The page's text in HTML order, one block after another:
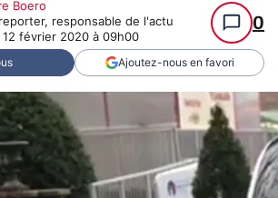
Boero
responsable de l'actu
12 février 2020 à 09h00
0
Ajoutez-nous en favori